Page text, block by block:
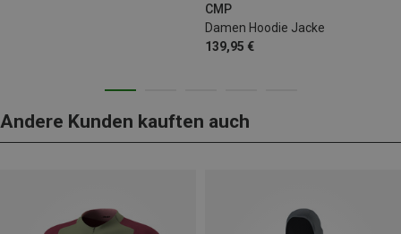
CMP
Damen Hoodie Jacke
139,95 €
Andere Kunden kauften auch